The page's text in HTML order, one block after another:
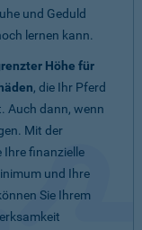
und Geduld
lernen kann.
Höhe für
, die Ihr Pferd
Auch dann, wenn
Mit der
Ihre finanzielle
und Ihre
Sie Ihrem